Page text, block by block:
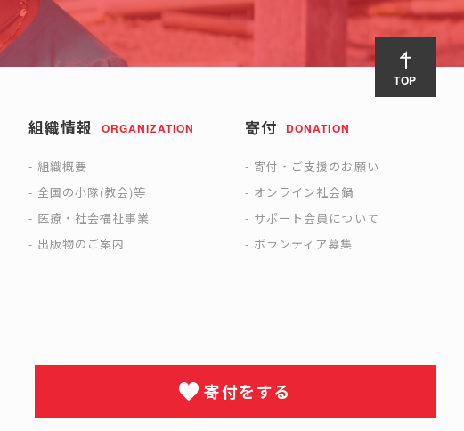
TOP
組織情報 ORGANIZATION
組織概要
全国の小隊(教会)等
医療・社会福祉事業
出版物のご案内
寄付 DONATION
寄付・ご支援のお願い
オンライン社会鍋
サポート会員について
ボランティア募集
寄付をする